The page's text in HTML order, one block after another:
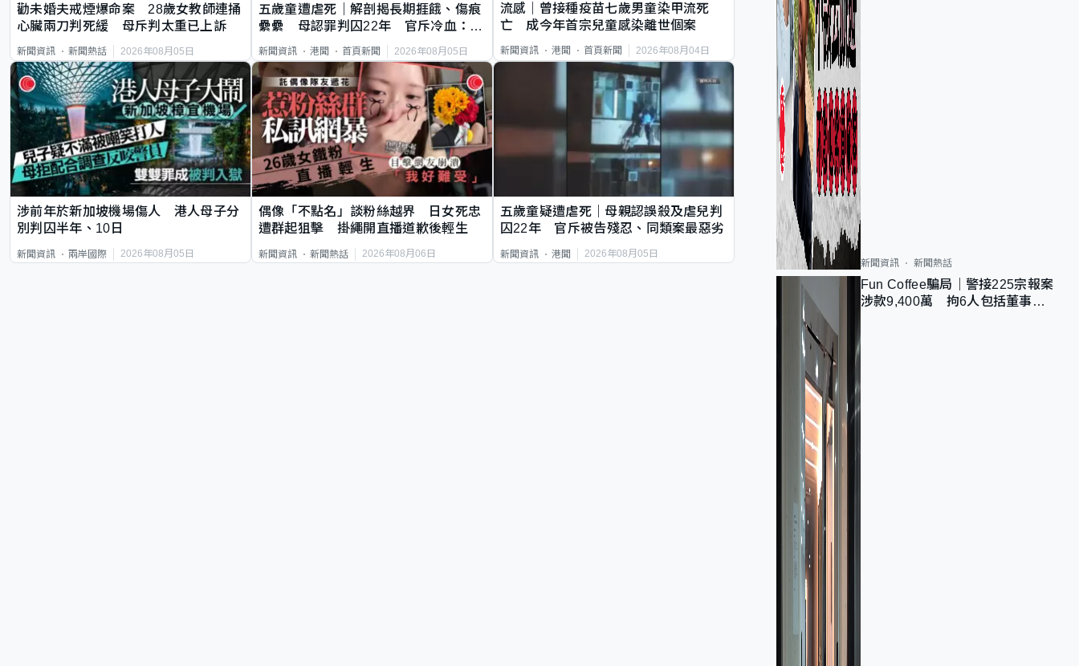
勸未婚夫戒煙爆命案 28歲女教師連捅
心臟兩刀判死緩 母斥判太重已上訴
新聞資訊 新聞熱話 2026年08月05日
五歲童遭虐死｜解剖揭長期捱餓、傷痕
纍纍 母認罪判囚22年 官斥冷血：同
類案最惡劣
新聞資訊 港聞 首頁新聞 2026年08月05日
流感｜曾接種疫苗七歲男童染甲流死
亡 成今年首宗兒童感染離世個案
新聞資訊 港聞 首頁新聞 2026年08月04日
涉前年於新加坡機場傷人 港人母子分
別判囚半年、10日
新聞資訊 兩岸國際 2026年08月05日
偶像「不點名」談粉絲越界 日女死忠
遭群起狙擊 掛繩開直播道歉後輕生
新聞資訊 新聞熱話 2026年08月06日
五歲童疑遭虐死｜母親認誤殺及虐兒判
囚22年 官斥被告殘忍、同類案最惡劣
新聞資訊 港聞 2026年08月05日
新聞資訊 新聞熱話
Fun Coffee騙局｜警接225宗報案
涉款9,400萬 拘6人包括董事股